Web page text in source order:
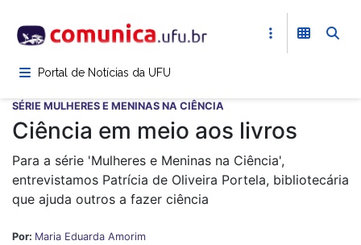
para
conteúdoPortal de Notícias da UFU
SÉRIE MULHERES E MENINAS NA CIÊNCIA
Ciência em meio aos livros
Para a série 'Mulheres e Meninas na Ciência',
entrevistamos Patrícia de Oliveira Portela, bibliotecária
que ajuda outros a fazer ciência
Por: Maria Eduarda Amorim